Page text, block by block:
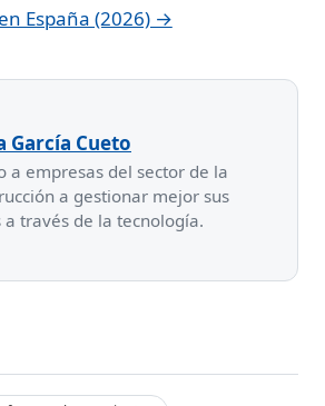
España (2026) →
García Cueto
a empresas del sector de la
a gestionar mejor sus
a través de la tecnología.